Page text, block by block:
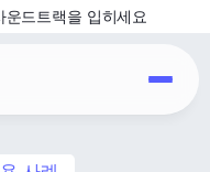
드트랙을 입히세요